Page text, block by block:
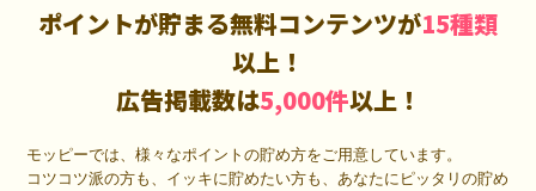
ポイントが貯まる無料コンテンツが15種類
以上！
広告掲載数は5,000件以上！
モッピーでは、様々なポイントの貯め方をご用意しています。
コツコツ派の方も、イッキに貯めたい方も、あなたにピッタリの貯め